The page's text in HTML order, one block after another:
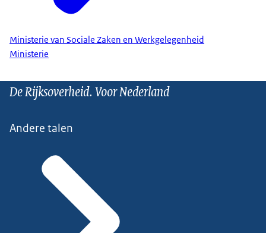
Ministerie van Sociale Zaken en Werkgelegenheid
Ministerie
De Rijksoverheid. Voor Nederland
Andere talen